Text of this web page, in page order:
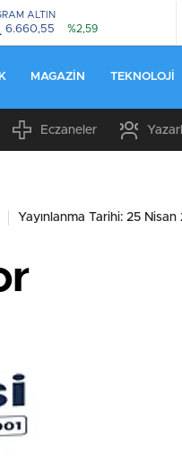
ALTIN
6.660,55 %2,59
MAGAZIN TEKNOLOJI
Eczaneler
Yayınlanma Tarihi: 25 Nisan